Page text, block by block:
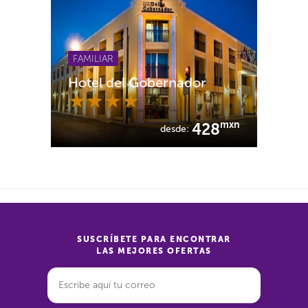
FAMILIAR
Hotel del Gobernador
desde:428mxn
SUSCRÍBETE PARA ENCONTRAR
LAS MEJORES OFERTAS